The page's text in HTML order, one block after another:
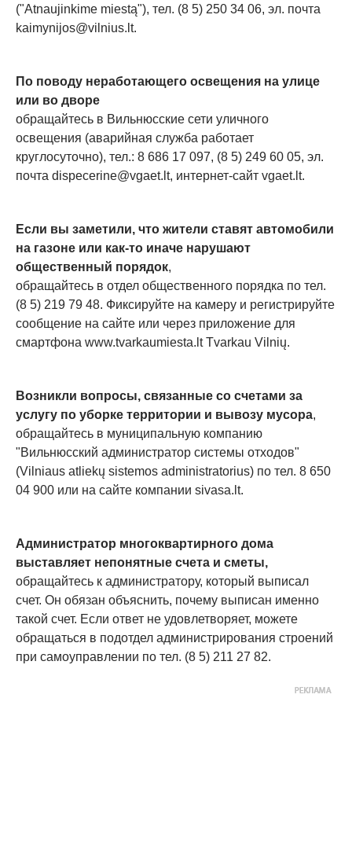
("Atnaujinkime miestą"), тел. (8 5) 250 34 06, эл. почта
kaimynijos@vilnius.lt.
По поводу неработающего освещения на улице
или во дворе
обращайтесь в Вильнюсские сети уличного
освещения (аварийная служба работает
круглосуточно), тел.: 8 686 17 097, (8 5) 249 60 05, эл.
почта dispecerine@vgaet.lt, интернет-сайт vgaet.lt.
Если вы заметили, что жители ставят автомобили
на газоне или как-то иначе нарушают
общественный порядок,
обращайтесь в отдел общественного порядка по тел.
(8 5) 219 79 48. Фиксируйте на камеру и регистрируйте
сообщение на сайте или через приложение для
смартфона www.tvarkaumiesta.lt Tvarkau Vilnių.
Возникли вопросы, связанные со счетами за
услугу по уборке территории и вывозу мусора,
обращайтесь в муниципальную компанию
"Вильнюсский администратор системы отходов"
(Vilniaus atliekų sistemos administratorius) по тел. 8 650
04 900 или на сайте компании sivasa.lt.
Администратор многоквартирного дома
выставляет непонятные счета и сметы,
обращайтесь к администратору, который выписал
счет. Он обязан объяснить, почему выписан именно
такой счет. Если ответ не удовлетворяет, можете
обращаться в подотдел администрирования строений
при самоуправлении по тел. (8 5) 211 27 82.